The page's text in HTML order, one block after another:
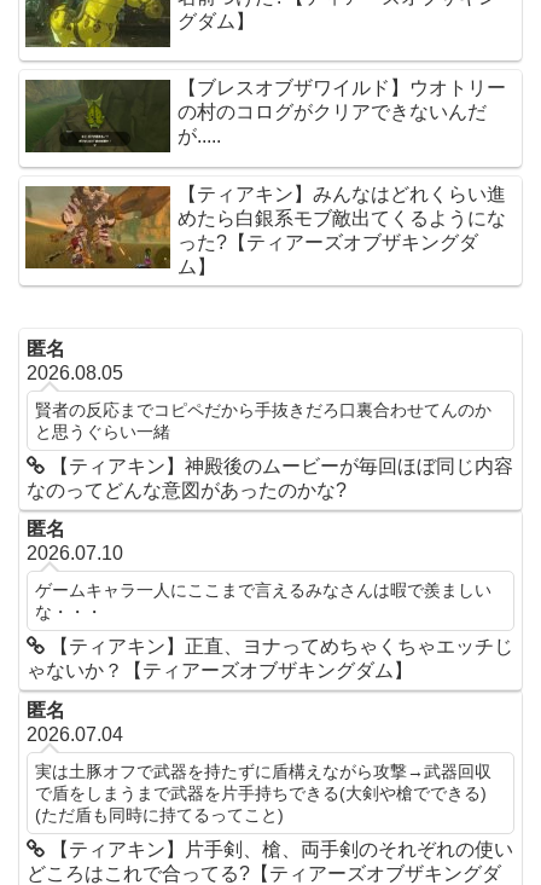
グダム】
【ブレスオブザワイルド】ウオトリー
の村のコログがクリアできないんだ
が.....
【ティアキン】みんなはどれくらい進
めたら白銀系モブ敵出てくるようにな
った?【ティアーズオブザキングダ
ム】
匿名
2026.08.05
賢者の反応までコピペだから手抜きだろ口裏合わせてんのか
と思うぐらい一緒
【ティアキン】神殿後のムービーが毎回ほぼ同じ内容
なのってどんな意図があったのかな?
匿名
2026.07.10
ゲームキャラ一人にここまで言えるみなさんは暇で羨ましい
な・・・
【ティアキン】正直、ヨナってめちゃくちゃエッチじ
ゃないか？【ティアーズオブザキングダム】
匿名
2026.07.04
実は土豚オフで武器を持たずに盾構えながら攻撃→武器回収
で盾をしまうまで武器を片手持ちできる(大剣や槍でできる)
(ただ盾も同時に持てるってこと)
【ティアキン】片手剣、槍、両手剣のそれぞれの使い
どころはこれで合ってる?【ティアーズオブザキングダ